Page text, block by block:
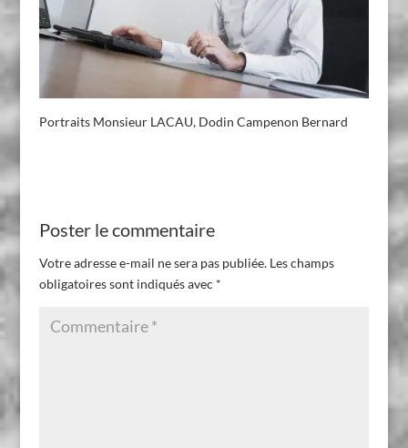
Portraits Monsieur LACAU, Dodin Campenon Bernard
Poster le commentaire
Votre adresse e-mail ne sera pas publiée. Les champs
obligatoires sont indiqués avec *